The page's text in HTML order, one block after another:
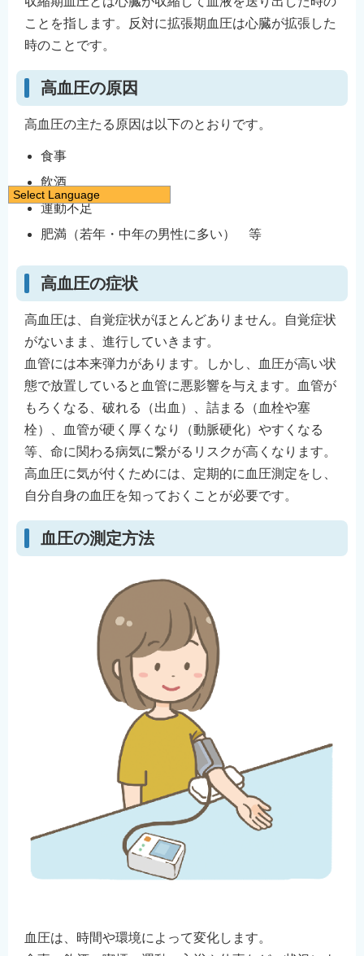
ことを指します。反対に拡張期血圧は心臓が拡張した
時のことです。
高血圧の原因
高血圧の主たる原因は以下のとおりです。
食事
飲酒
運動不足
肥満（若年・中年の男性に多い） 等
高血圧の症状
高血圧は、自覚症状がほとんどありません。自覚症状
がないまま、進行していきます。
血管には本来弾力があります。しかし、血圧が高い状
態で放置していると血管に悪影響を与えます。血管が
もろくなる、破れる（出血）、詰まる（血栓や塞
栓）、血管が硬く厚くなり（動脈硬化）やすくなる
等、命に関わる病気に繋がるリスクが高くなります。
高血圧に気が付くためには、定期的に血圧測定をし、
自分自身の血圧を知っておくことが必要です。
血圧の測定方法
血圧は、時間や環境によって変化します。
Select Language
日本語
English
简体中文
繁體中文
한국어
नेपाली
Filipino